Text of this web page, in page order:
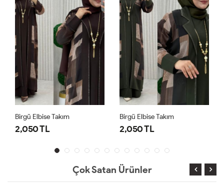
Birgü Elbise Takım
2,050 TL
Birgü Elbise Takım
2,050 TL
Çok Satan Ürünler